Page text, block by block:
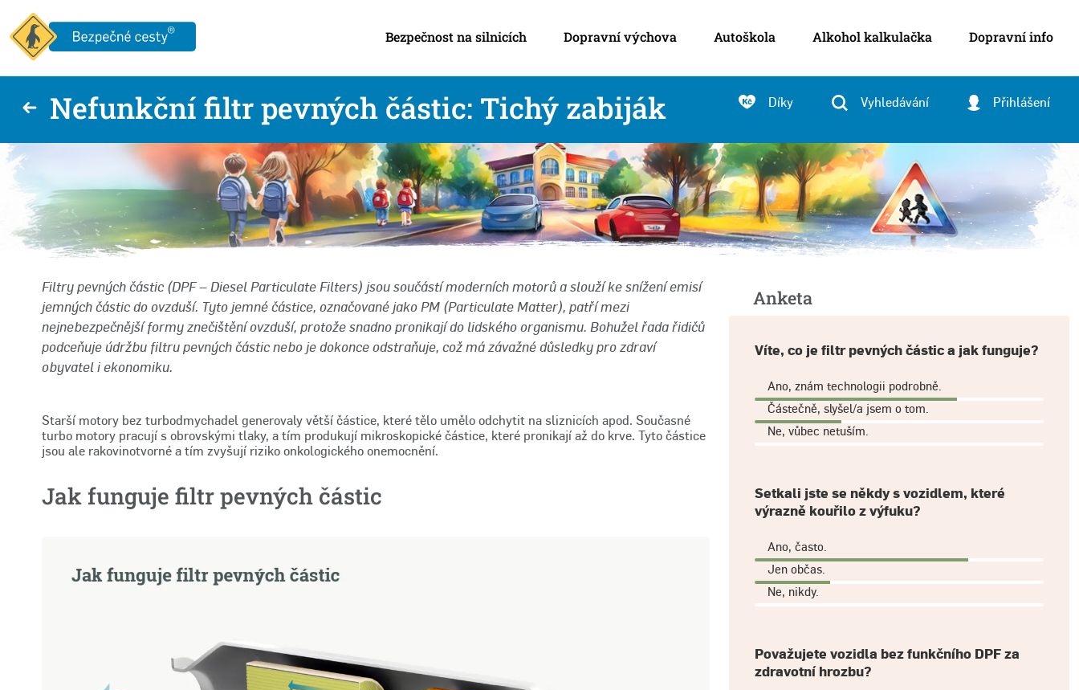
Bezpečnost na silnicích Dopravní výchova Autoškola Alkohol kalkulačka Dopravní info
Nefunkční filtr pevných částic: Tichý zabiják Díky Vyhledávání Přihlášení
Filtry pevných částic (DPF – Diesel Particulate Filters) jsou součástí moderních motorů a slouží ke snížení emisí
jemných částic do ovzduší. Tyto jemné částice, označované jako PM (Particulate Matter), patří mezi
nejnebezpečnější formy znečištění ovzduší, protože snadno pronikají do lidského organismu. Bohužel řada řidičů
podceňuje údržbu filtru pevných částic nebo je dokonce odstraňuje, což má závažné důsledky pro zdraví
obyvatel i ekonomiku.
Starší motory bez turbodmychadel generovaly větší částice, které tělo umělo odchytit na sliznicích apod. Současné
turbo motory pracují s obrovskými tlaky, a tím produkují mikroskopické částice, které pronikají až do krve. Tyto částice
jsou ale rakovinotvorné a tím zvyšují riziko onkologického onemocnění.
Jak funguje filtr pevných částic
Anketa
Víte, co je filtr pevných částic a jak funguje?
Ano, znám technologii podrobně.
Částečně, slyšel/a jsem o tom.
Ne, vůbec netuším.
Setkali jste se někdy s vozidlem, které
výrazně kouřilo z výfuku?
Ano, často.
Jen občas.
Ne, nikdy.
Považujete vozidla bez funkčního DPF za
zdravotní hrozbu?